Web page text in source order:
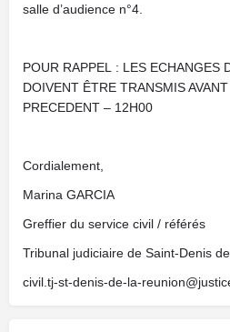
salle d’audience n°4.
POUR RAPPEL : LES ECHANGES
DOIVENT ÊTRE TRANSMIS
PRECEDENT – 12H00
Cordialement,
Marina GARCIA
Greffier du service civil / référés
Tribunal judiciaire de Saint-Denis
civil.tj-st-denis-de-la-